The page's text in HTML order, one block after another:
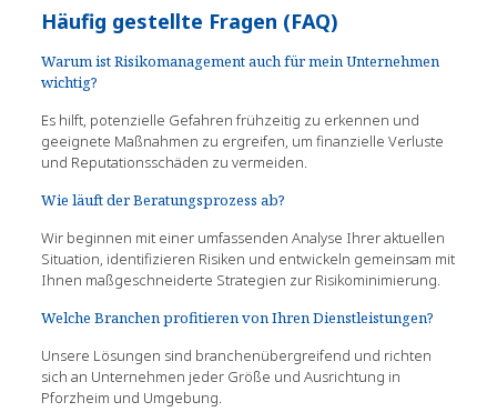
Häufig gestellte Fragen (FAQ)
Warum ist Risikomanagement auch für mein Unternehmen
wichtig?
Es hilft, potenzielle Gefahren frühzeitig zu erkennen und
geeignete Maßnahmen zu ergreifen, um finanzielle Verluste
und Reputationsschäden zu vermeiden.
Wie läuft der Beratungsprozess ab?
Wir beginnen mit einer umfassenden Analyse Ihrer aktuellen
Situation, identifizieren Risiken und entwickeln gemeinsam mit
Ihnen maßgeschneiderte Strategien zur Risikominimierung.
Welche Branchen profitieren von Ihren Dienstleistungen?
Unsere Lösungen sind branchenübergreifend und richten
sich an Unternehmen jeder Größe und Ausrichtung in
Pforzheim und Umgebung.